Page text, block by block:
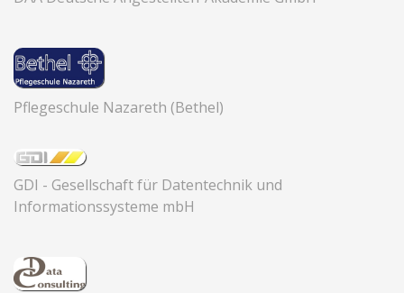
Pflegeschule Nazareth (Bethel)
GDI - Gesellschaft für Datentechnik und
Informationssysteme mbH